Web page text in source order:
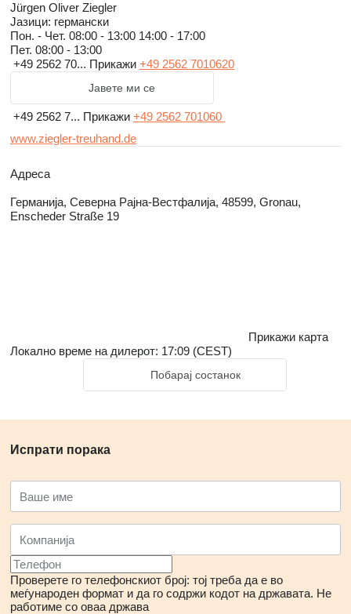
Jürgen Oliver Ziegler
Јазици: германски
Пон. - Чет. 08:00 - 13:00 14:00 - 17:00
Пет. 08:00 - 13:00
+49 2562 70... Прикажи +49 2562 7010620
Јавете ми се
+49 2562 7... Прикажи +49 2562 701060
www.ziegler-treuhand.de
Адреса
Германија, Северна Рајна-Вестфалија, 48599, Gronau,
Enscheder Straße 19
Прикажи карта
Локално време на дилерот: 17:09 (CEST)
Побарај состанок
Испрати порака
Проверете го телефонскиот број: тој треба да е во
меѓународен формат и да го содржи кодот на државата. Не
работиме со оваа држава